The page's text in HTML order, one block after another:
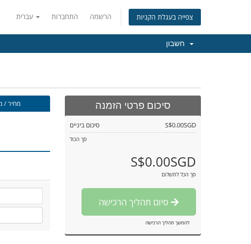
התחברות הרשמה צפייה בעגלת הקניות
מחיר / סיכום פרטי הזמנה
סיכום ביניים S$0.00SGD
סך הכול
S$0.00SGD
סך הכל לתשלום
להמשך תהליך הרכישה